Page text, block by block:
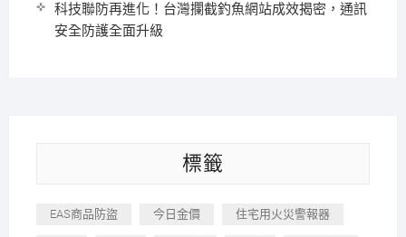
科技聯防再進化！台灣攔截釣魚網站成效揭密，通訊
安全防護全面升級
標籤
EAS商品防盜 今日金價 住宅用火災警報器